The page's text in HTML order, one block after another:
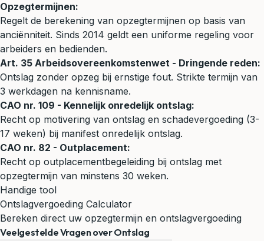
Opzegtermijnen:
Regelt de berekening van opzegtermijnen op basis van
anciënniteit. Sinds 2014 geldt een uniforme regeling voor
arbeiders en bedienden.
Art. 35 Arbeidsovereenkomstenwet - Dringende reden:
Ontslag zonder opzeg bij ernstige fout. Strikte termijn van
3 werkdagen na kennisname.
CAO nr. 109 - Kennelijk onredelijk ontslag:
Recht op motivering van ontslag en schadevergoeding (3-
17 weken) bij manifest onredelijk ontslag.
CAO nr. 82 - Outplacement:
Recht op outplacementbegeleiding bij ontslag met
opzegtermijn van minstens 30 weken.
Handige tool
Ontslagvergoeding Calculator
Bereken direct uw opzegtermijn en ontslagvergoeding
Veelgestelde Vragen over Ontslag